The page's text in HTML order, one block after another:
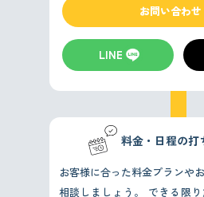
お問い合わせ
LINE
料金・日程の打
お客様に合った料金プランや
相談しましょう。
できる限